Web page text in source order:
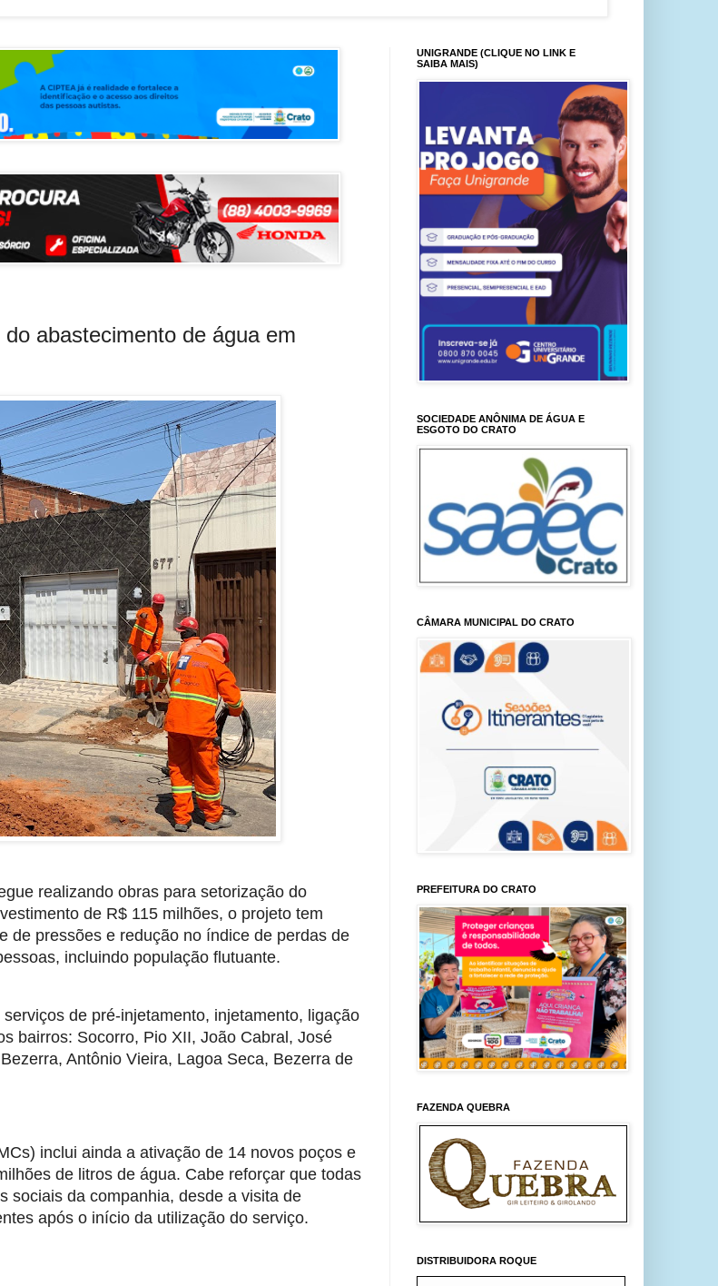
abastecimento de água em
realizando obras para setorização do
de R$ 115 milhões, o projeto tem
de pressões e redução no índice de perdas de
incluindo população flutuante.
de pré-injetamento, injetamento, ligação
bairros: Socorro, Pio XII, João Cabral, José
Antônio Vieira, Lagoa Seca, Bezerra de
inclui ainda a ativação de 14 novos poços e
de litros de água. Cabe reforçar que todas
sociais da companhia, desde a visita de
após o início da utilização do serviço.
UNIGRANDE (CLIQUE NO LINK E
SAIBA MAIS)
SOCIEDADE ANÔNIMA DE ÁGUA E
ESGOTO DO CRATO
CÂMARA MUNICIPAL DO CRATO
PREFEITURA DO CRATO
FAZENDA QUEBRA
DISTRIBUIDORA ROQUE